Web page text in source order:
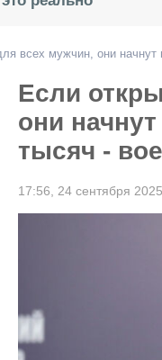
всех мужчин, они
Если
они
тысяч -
17:56, 24 сентября 2025